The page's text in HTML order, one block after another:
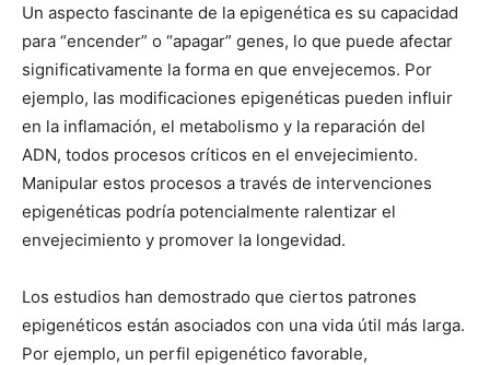
Un aspecto fascinante de la epigenética es su capacidad
para “encender” o “apagar” genes, lo que puede afectar
significativamente la forma en que envejecemos. Por
ejemplo, las modificaciones epigenéticas pueden influir
en la inflamación, el metabolismo y la reparación del
ADN, todos procesos críticos en el envejecimiento.
Manipular estos procesos a través de intervenciones
epigenéticas podría potencialmente ralentizar el
envejecimiento y promover la longevidad.
Los estudios han demostrado que ciertos patrones
epigenéticos están asociados con una vida útil más larga.
Por ejemplo, un perfil epigenético favorable,